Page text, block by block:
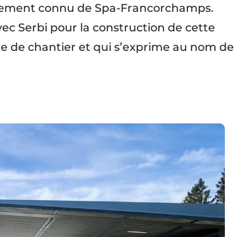
connu de Spa-Francorchamps.
Serbi pour la construction de cette
de chantier et qui s’exprime au nom de